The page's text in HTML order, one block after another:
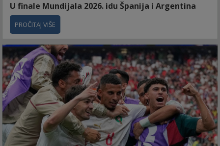
U finale Mundijala 2026. idu Španija i Argentina
PROČITAJ VIŠE